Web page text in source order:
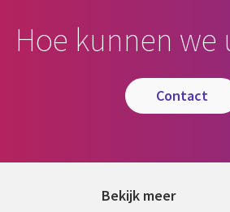
Hoe kunnen we
contact
Bekijk meer